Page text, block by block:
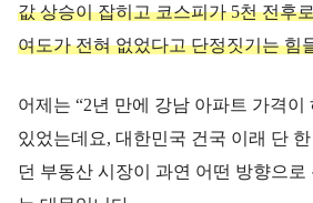
값 상승이 잡히고 코스피가 5천 전후
여도가 전혀 없었다고 단정짓기는 힘
어제는 “2년 만에 강남 아파트 가격이
있었는데요, 대한민국 건국 이래 단
던 부동산 시장이 과연 어떤 방향으로